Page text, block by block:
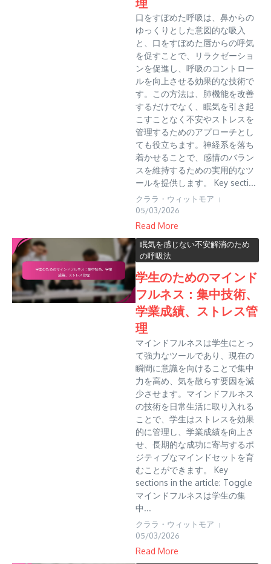
口をすぼめた呼吸は、鼻からの
ゆっくりとした意図的な吸入
と、口をすぼめた唇からの呼気
を促すことで、リラクゼーショ
ンを促進し、呼吸のコントロー
ルを向上させる効果的な技術で
す。この方法は、肺機能を改善
するだけでなく、眠気を引き起
こすことなく不安やストレスを
管理するためのアプローチとし
ても役立ちます。神経系を落ち
着かせることで、感情のバラン
スを維持するための実用的なツ
ールを提供します。 Key secti...
クララ・ウィットモア
05/03/2026
Read More
眠気を感じない不安解消のため
の呼吸法
学生のためのマインド
フルネス：集中技術、
学業成績、ストレス管
理
マインドフルネスは学生にとっ
て強力なツールであり、現在の
瞬間に意識を向けることで集中
力を高め、気を散らす要因を減
少させます。マインドフルネス
の技術を日常生活に取り入れる
ことで、学生はストレスを効果
的に管理し、学業成績を向上さ
せ、長期的な成功に寄与するポ
ジティブなマインドセットを育
むことができます。 Key
sections in the article: Toggle
マインドフルネスは学生の集
中...
クララ・ウィットモア
05/03/2026
Read More